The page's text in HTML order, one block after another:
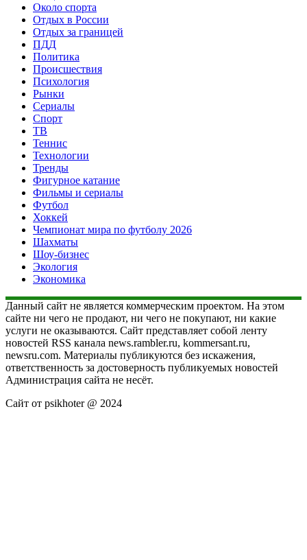
Около спорта
Отдых в России
Отдых за границей
ПДД
Политика
Происшествия
Психология
Рынки
Сериалы
Спорт
ТВ
Теннис
Технологии
Тренды
Фигурное катание
Фильмы и сериалы
Футбол
Хоккей
Чемпионат мира по футболу 2026
Шахматы
Шоу-бизнес
Экология
Экономика
Данный сайт не является коммерческим проектом. На этом
сайте ни чего не продают, ни чего не покупают, ни какие
услуги не оказываются. Сайт представляет собой ленту
новостей RSS канала news.rambler.ru, kommersant.ru,
newsru.com. Материалы публикуются без искажения,
ответственность за достоверность публикуемых новостей
Администрация сайта не несёт.
Сайт от psikhoter @ 2024